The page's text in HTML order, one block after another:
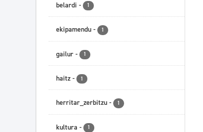
belardi - 1
ekipamendu - 1
gailur - 1
haitz - 1
herritar_zerbitzu - 1
kultura - 1